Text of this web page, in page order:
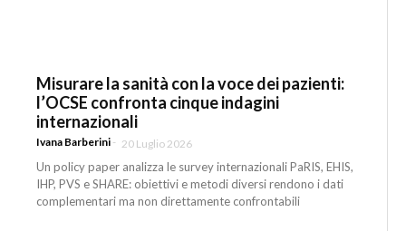
Misurare la sanità con la voce dei pazienti:
l’OCSE confronta cinque indagini
internazionali
Ivana Barberini - 20 Luglio 2026
Un policy paper analizza le survey internazionali PaRIS, EHIS,
IHP, PVS e SHARE: obiettivi e metodi diversi rendono i dati
complementari ma non direttamente confrontabili